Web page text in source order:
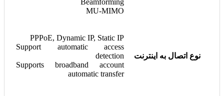
Beamforming
MU-MIMO
نوع اتصال به اینترنت
PPPoE, Dynamic IP, Static IP
Support automatic access
detection
Supports broadband account
automatic transfer